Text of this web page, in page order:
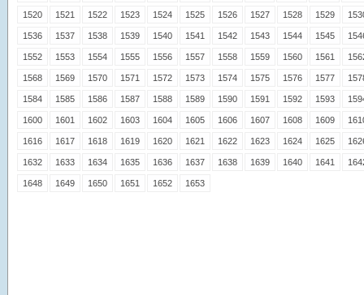
1520 1521 1522 1523 1524 1525 1526 1527 1528 1529
1536 1537 1538 1539 1540 1541 1542 1543 1544 1545
1552 1553 1554 1555 1556 1557 1558 1559 1560 1561
1568 1569 1570 1571 1572 1573 1574 1575 1576 1577
1584 1585 1586 1587 1588 1589 1590 1591 1592 1593
1600 1601 1602 1603 1604 1605 1606 1607 1608 1609
1616 1617 1618 1619 1620 1621 1622 1623 1624 1625
1632 1633 1634 1635 1636 1637 1638 1639 1640 1641
1648 1649 1650 1651 1652 1653